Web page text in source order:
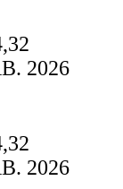
2026
2026